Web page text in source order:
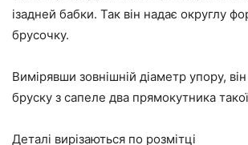
ізадней бабки. Так він надає округлу
брусочку.
Вимірявши зовнішній діаметр упору,
бруску з сапеле два прямокутника
Деталі вирізаються по розмітці